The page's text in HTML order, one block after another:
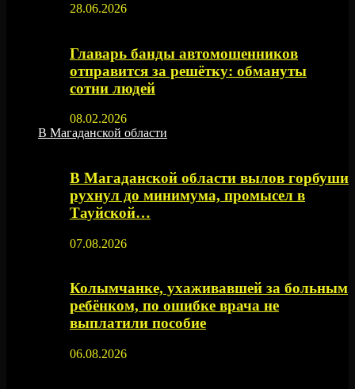
28.06.2026
Главарь банды автомошенников
отправится за решётку: обмануты
сотни людей
08.02.2026
В Магаданской области
В Магаданской области вылов горбуши
рухнул до минимума, промысел в
Тауйской…
07.08.2026
Колымчанке, ухаживавшей за больным
ребёнком, по ошибке врача не
выплатили пособие
06.08.2026